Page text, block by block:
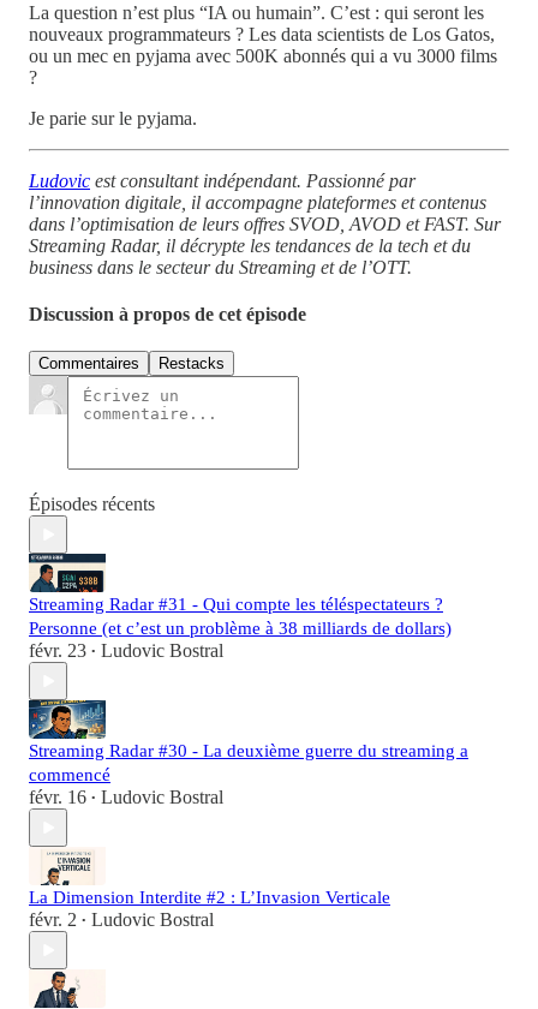
La question n’est plus “IA ou humain”. C’est : qui seront les
nouveaux programmateurs ? Les data scientists de Los Gatos,
ou un mec en pyjama avec 500K abonnés qui a vu 3000 films
?
Je parie sur le pyjama.
Ludovic est consultant indépendant. Passionné par
l’innovation digitale, il accompagne plateformes et contenus
dans l’optimisation de leurs offres SVOD, AVOD et FAST. Sur
Streaming Radar, il décrypte les tendances de la tech et du
business dans le secteur du Streaming et de l’OTT.
Discussion à propos de cet épisode
Commentaires Restacks
Épisodes récents
Streaming Radar #31 - Qui compte les téléspectateurs ?
Personne (et c’est un problème à 38 milliards de dollars)
févr. 23 • Ludovic Bostral
Streaming Radar #30 - La deuxième guerre du streaming a
commencé
févr. 16 • Ludovic Bostral
La Dimension Interdite #2 : L’Invasion Verticale
févr. 2 • Ludovic Bostral